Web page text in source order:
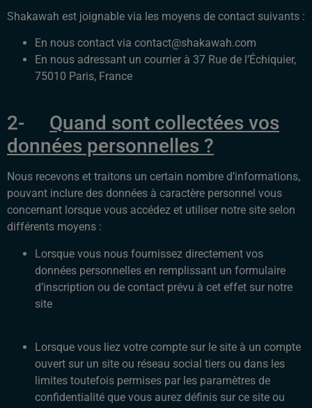
Shakawah est joignable via les moyens de contact suivants :
En nous contact via contact@shakawah.com
En nous adressant un courrier à 37 Rue de l’Échiquier,
75010 Paris, France
2- Quand sont collectées vos
données personnelles ?
Nous recevons et traitons un certain nombre d’informations,
pouvant inclure des données à caractère personnel vous
concernant lorsque vous accédez et utiliser notre site selon
différents moyens :
Lorsque vous nous fournissez directement vos
données personnelles en remplissant un formulaire
d’inscription ou de contact prévu à cet effet sur notre
site
Lorsque vous liez votre compte sur le site à un compte
ouvert sur un site ou réseau social tiers ou dans les
limites toutefois permises par les paramètres de
confidentialité que vous aurez définis sur ce site ou